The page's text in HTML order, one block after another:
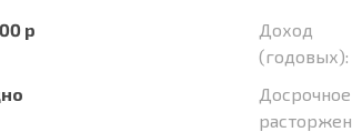
р
Доход
(годовых):
Досрочное